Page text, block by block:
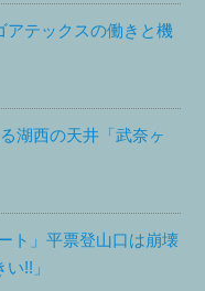
アテックスの働きと機
湖西の天井「武奈ヶ
ト」平票登山口は崩壊
!!」